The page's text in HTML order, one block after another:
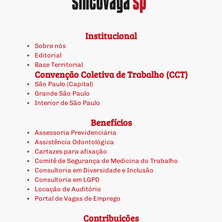
Institucional
Sobre nós
Editorial
Base Territorial
Convenção Coletiva de Trabalho (CCT)
São Paulo (Capital)
Grande São Paulo
Interior de São Paulo
Benefícios
Assessoria Previdenciária
Assistência Odontológica
Cartazes para afixação
Comitê de Segurança de Medicina do Trabalho
Consultoria em Diversidade e Inclusão
Consultoria em LGPD
Locação de Auditório
Portal de Vagas de Emprego
Contribuições